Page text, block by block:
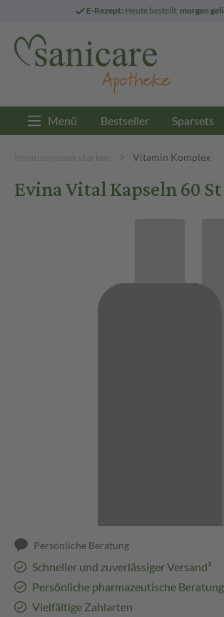
E-Rezept: Heute bestellt, morgen
Menü Bestseller Sparsets
Immunsystem stärken Vitamin Komplex
Evina Vital Kapseln 60
Persönliche Beratung
Schneller und zuverlässiger Versand³
Persönliche pharmazeutische Beratung
Vielfältige Zahlarten